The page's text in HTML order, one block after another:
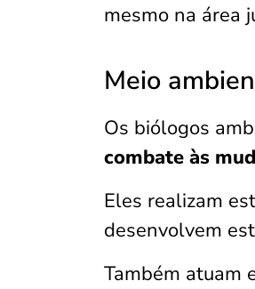
mesmo na área
Meio
Os biólogos
combate às
Eles realizam
desenvolvem
Também atuam